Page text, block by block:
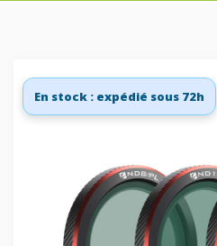
En stock : expédié sous 72h